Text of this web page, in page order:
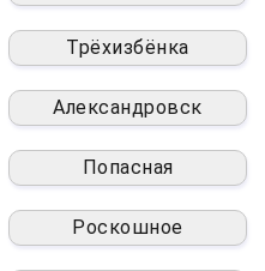
Трёхизбёнка
Александровск
Попасная
Роскошное